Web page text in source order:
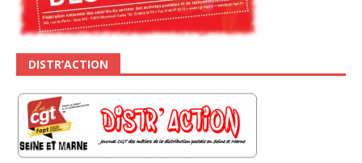
DISTR’ACTION